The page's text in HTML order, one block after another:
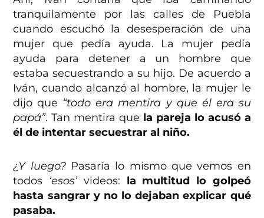
tranquilamente por las calles de Puebla
cuando escuchó la desesperación de una
mujer que pedía ayuda. La mujer pedía
ayuda para detener a un hombre que
estaba secuestrando a su hijo. De acuerdo a
Iván, cuando alcanzó al hombre, la mujer le
dijo que “todo era mentira y que él era su
papá”. Tan mentira que la pareja lo acusó a
él de intentar secuestrar al niño.
¿Y luego? Pasaría lo mismo que vemos en
todos ‘esos’videos: la multitud lo golpeó
hasta sangrar y no lo dejaban explicar qué
pasaba.